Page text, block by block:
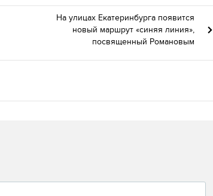
На улицах Екатеринбурга появится
новый маршрут «синяя линия»,
посвященный Романовым